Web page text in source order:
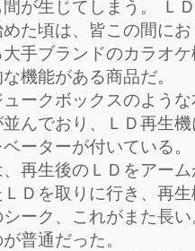
が生じてしまう。 Ｌ
た頃は、皆この間に
手ブランドのカラオ
機能がある商品だ。
ュークボックスのよう
んでおり、ＬＤ再生
ーターが付いている。
再生後のＬＤをアー
Ｄを取りに行き、再
ーク、これがまた長
普通だった。